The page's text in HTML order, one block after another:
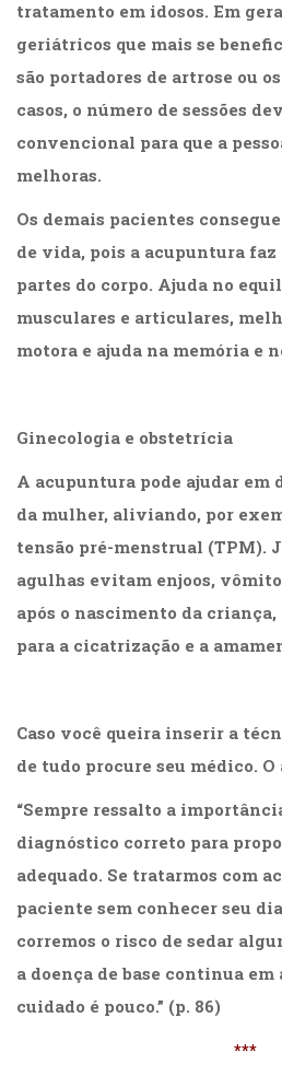
tratamento em idosos. Em
geriátricos que mais se
são portadores de artrose ou
casos, o número de sessões
convencional para que a
melhoras.
Os demais pacientes
de vida, pois a acupuntura
partes do corpo. Ajuda no
musculares e articulares,
motora e ajuda na memória e
Ginecologia e obstetrícia
A acupuntura pode ajudar em
da mulher, aliviando, por
tensão pré-menstrual (TPM).
agulhas evitam enjoos,
após o nascimento da
para a cicatrização e a
Caso você queira inserir a
de tudo procure seu médico.
“Sempre ressalto a
diagnóstico correto para
adequado. Se tratarmos com
paciente sem conhecer seu
corremos o risco de sedar
a doença de base continua em
cuidado é pouco.” (p. 86)
***